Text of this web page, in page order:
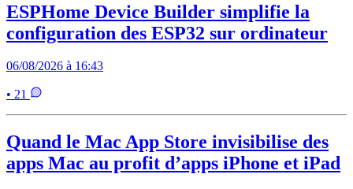
ESPHome Device Builder simplifie la
configuration des ESP32 sur ordinateur
06/08/2026 à 16:43
• 21
Quand le Mac App Store invisibilise des
apps Mac au profit d’apps iPhone et iPad